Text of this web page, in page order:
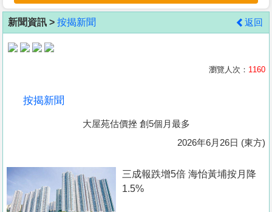
客
地
產
置
業
新聞資訊 > 按揭新聞 返回
瀏覽人次： 1160
按揭新聞
大屋苑估價挫 創5個月最多
2026年6月26日 (東方)
三成報跌增5倍 海怡黃埔按月降
1.5%